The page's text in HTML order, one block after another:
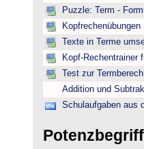
Puzzle: Term -
Kopfrechenübungen
Texte in Terme
Kopf-Rechentrainer
Test zur
Addition und
Schulaufgaben aus
Potenzbegriff